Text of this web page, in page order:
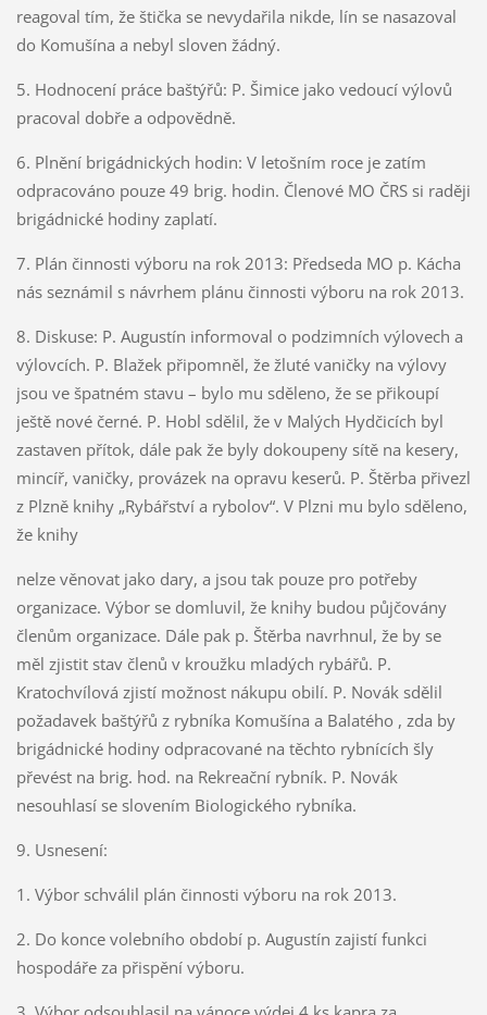
reagoval tím, že štička se nevydařila nikde, lín se nasazoval
do Komušína a nebyl sloven žádný.
5. Hodnocení práce baštýřů: P. Šimice jako vedoucí výlovů
pracoval dobře a odpovědně.
6. Plnění brigádnických hodin: V letošním roce je zatím
odpracováno pouze 49 brig. hodin. Členové MO ČRS si raději
brigádnické hodiny zaplatí.
7. Plán činnosti výboru na rok 2013: Předseda MO p. Kácha
nás seznámil s návrhem plánu činnosti výboru na rok 2013.
8. Diskuse: P. Augustín informoval o podzimních výlovech a
výlovcích. P. Blažek připomněl, že žluté vaničky na výlovy
jsou ve špatném stavu – bylo mu sděleno, že se přikoupí
ještě nové černé. P. Hobl sdělil, že v Malých Hydčicích byl
zastaven přítok, dále pak že byly dokoupeny sítě na kesery,
mincíř, vaničky, provázek na opravu keserů. P. Štěrba přivezl
z Plzně knihy „Rybářství a rybolov“. V Plzni mu bylo sděleno,
že knihy
nelze věnovat jako dary, a jsou tak pouze pro potřeby
organizace. Výbor se domluvil, že knihy budou půjčovány
členům organizace. Dále pak p. Štěrba navrhnul, že by se
měl zjistit stav členů v kroužku mladých rybářů. P.
Kratochvílová zjistí možnost nákupu obilí. P. Novák sdělil
požadavek baštýřů z rybníka Komušína a Balatého , zda by
brigádnické hodiny odpracované na těchto rybnících šly
převést na brig. hod. na Rekreační rybník. P. Novák
nesouhlasí se slovením Biologického rybníka.
9. Usnesení:
1. Výbor schválil plán činnosti výboru na rok 2013.
2. Do konce volebního období p. Augustín zajistí funkci
hospodáře za přispění výboru.